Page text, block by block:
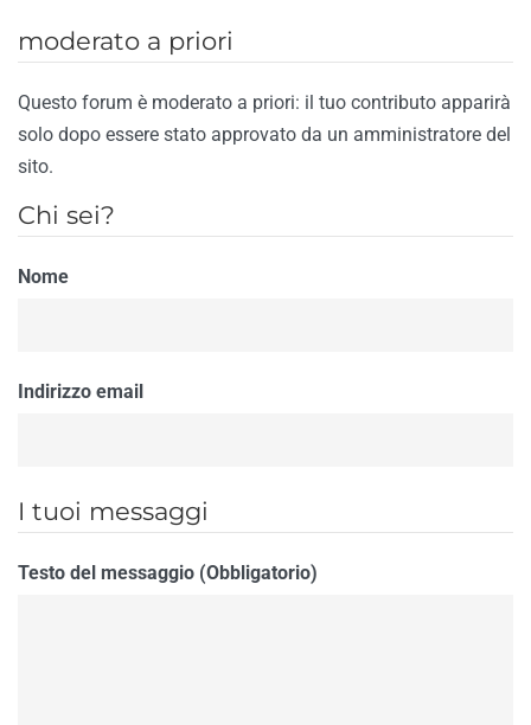
moderato a priori
Questo forum è moderato a priori: il tuo contributo apparirà
solo dopo essere stato approvato da un amministratore del
sito.
Chi sei?
Nome
Indirizzo email
I tuoi messaggi
Testo del messaggio (Obbligatorio)